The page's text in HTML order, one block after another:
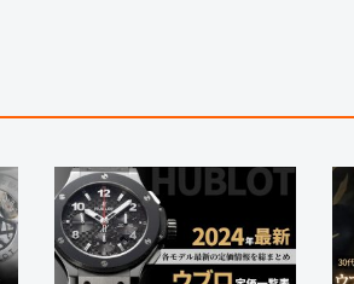
※当店では店頭販売も行っております為、サ
また、ご来店にてご購入を希望される場合
お問い合わせいただけますようお願いいたし
※アンティーク品やユーズド品の場合、外装
合がございます。